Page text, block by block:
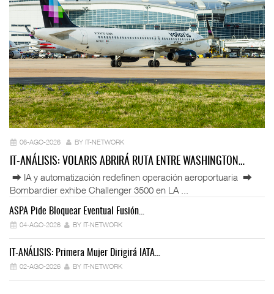
06-AGO-2026 BY IT-NETWORK
IT-ANÁLISIS: VOLARIS ABRIRÁ RUTA ENTRE WASHINGTON…
⮕ IA y automatización redefinen operación aeroportuaria ⮕
Bombardier exhibe Challenger 3500 en LA ...
ASPA Pide Bloquear Eventual Fusión…
04-AGO-2026 BY IT-NETWORK
IT-ANÁLISIS: Primera Mujer Dirigirá IATA…
02-AGO-2026 BY IT-NETWORK